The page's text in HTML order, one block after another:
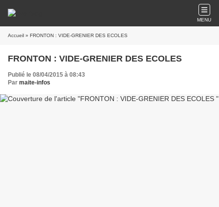
MENU
Accueil » FRONTON : VIDE-GRENIER DES ECOLES
FRONTON : VIDE-GRENIER DES ECOLES
Publié le 08/04/2015 à 08:43
Par maite-infos